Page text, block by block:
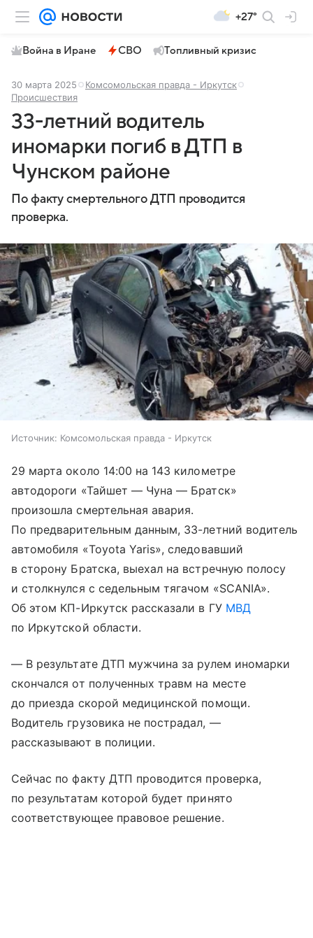
+27°
Война в Иране СВО Топливный кризис
30 марта 2025
Комсомольская правда - Иркутск
Происшествия
33-летний водитель
иномарки погиб в ДТП в
Чунском районе
По факту смертельного ДТП проводится
проверка.
Источник: Комсомольская правда - Иркутск
29 марта около 14:00 на 143 километре
автодороги «Тайшет — Чуна — Братск»
произошла смертельная авария.
По предварительным данным, 33-летний водитель
автомобиля «Toyota Yaris», следовавший
в сторону Братска, выехал на встречную полосу
и столкнулся с седельным тягачом «SCANIA».
Об этом КП-Иркутск рассказали в ГУ МВД
по Иркутской области.
— В результате ДТП мужчина за рулем иномарки
скончался от полученных травм на месте
до приезда скорой медицинской помощи.
Водитель грузовика не пострадал, —
рассказывают в полиции.
Сейчас по факту ДТП проводится проверка,
по результатам которой будет принято
соответствующее правовое решение.